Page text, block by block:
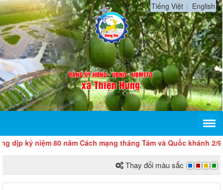
Tiếng Việt English
niệm 80 năm Cách mạng tháng Tám và Quốc khánh 2/9
Thay đổi màu sắc